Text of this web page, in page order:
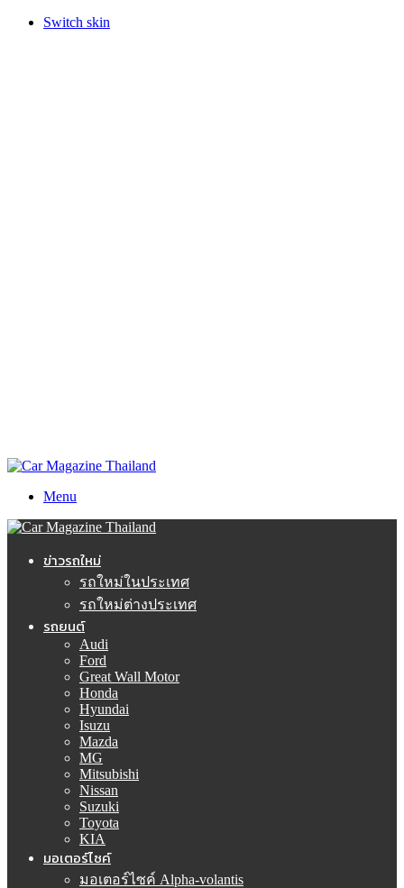
Switch skin
Menu
ข่าวรถใหม่
รถใหม่ในประเทศ
รถใหม่ต่างประเทศ
รถยนต์
Audi
Ford
Great Wall Motor
Honda
Hyundai
Isuzu
Mazda
MG
Mitsubishi
Nissan
Suzuki
Toyota
KIA
มอเตอร์ไซค์
มอเตอร์ไซค์ Alpha-volantis